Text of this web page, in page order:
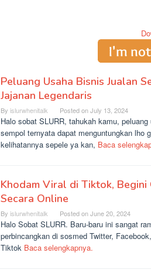
Peluang Usaha Bisnis Jualan
Jajanan Legendaris
By islurwhenitalk Posted onJuly 13, 2024
Halo sobat SLURR, tahukah kamu,
sempol ternyata dapat menguntungkan lho
kelihatannya sepele ya kan, Baca
Khodam Viral di Tiktok, Begini
Secara Online
By islurwhenitalk Posted onJune 20, 2024
Halo Sobat SLURR. Baru-baru ini sangat
perbincangkan di sosmed Twitter,
Tiktok Baca selengkapnya.